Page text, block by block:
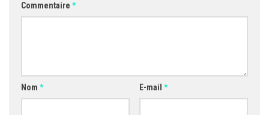
Commentaire *
Nom * E-mail *